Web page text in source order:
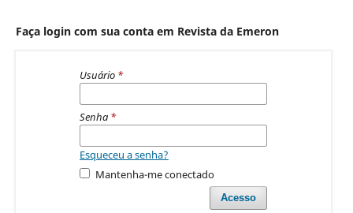
Faça login com sua conta em Revista da Emeron
Usuário *
Senha *
Esqueceu a senha?
Mantenha-me conectado
Acesso